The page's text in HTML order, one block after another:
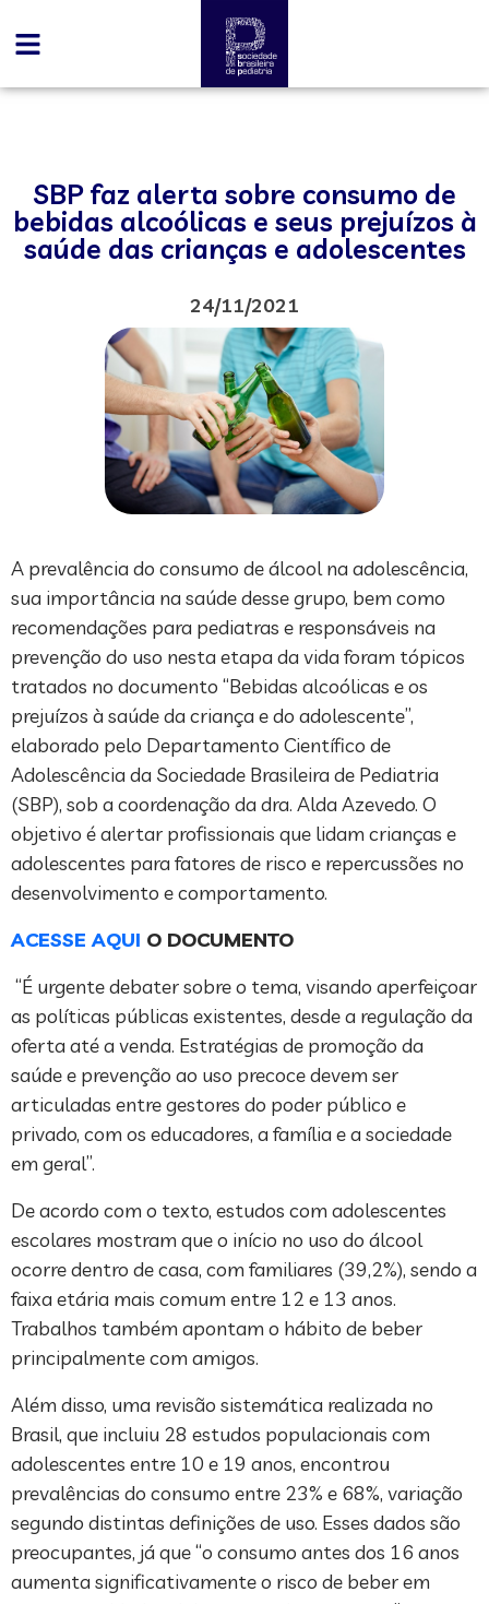
SBP faz alerta sobre consumo de
bebidas alcoólicas e seus prejuízos à
saúde das crianças e adolescentes
24/11/2021
A prevalência do consumo de álcool na adolescência,
sua importância na saúde desse grupo, bem como
recomendações para pediatras e responsáveis na
prevenção do uso nesta etapa da vida foram tópicos
tratados no documento “Bebidas alcoólicas e os
prejuízos à saúde da criança e do adolescente”,
elaborado pelo Departamento Científico de
Adolescência da Sociedade Brasileira de Pediatria
(SBP), sob a coordenação da dra. Alda Azevedo. O
objetivo é alertar profissionais que lidam crianças e
adolescentes para fatores de risco e repercussões no
desenvolvimento e comportamento.
ACESSE AQUI O DOCUMENTO
“É urgente debater sobre o tema, visando aperfeiçoar
as políticas públicas existentes, desde a regulação da
oferta até a venda. Estratégias de promoção da
saúde e prevenção ao uso precoce devem ser
articuladas entre gestores do poder público e
privado, com os educadores, a família e a sociedade
em geral”.
De acordo com o texto, estudos com adolescentes
escolares mostram que o início no uso do álcool
ocorre dentro de casa, com familiares (39,2%), sendo a
faixa etária mais comum entre 12 e 13 anos.
Trabalhos também apontam o hábito de beber
principalmente com amigos.
Além disso, uma revisão sistemática realizada no
Brasil, que incluiu 28 estudos populacionais com
adolescentes entre 10 e 19 anos, encontrou
prevalências do consumo entre 23% e 68%, variação
segundo distintas definições de uso. Esses dados são
preocupantes, já que “o consumo antes dos 16 anos
aumenta significativamente o risco de beber em